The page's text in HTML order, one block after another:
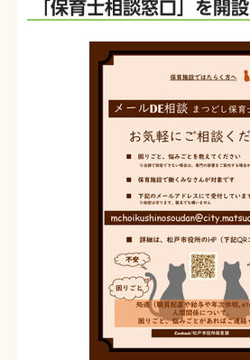
ら
「保育士相談窓口」を開設